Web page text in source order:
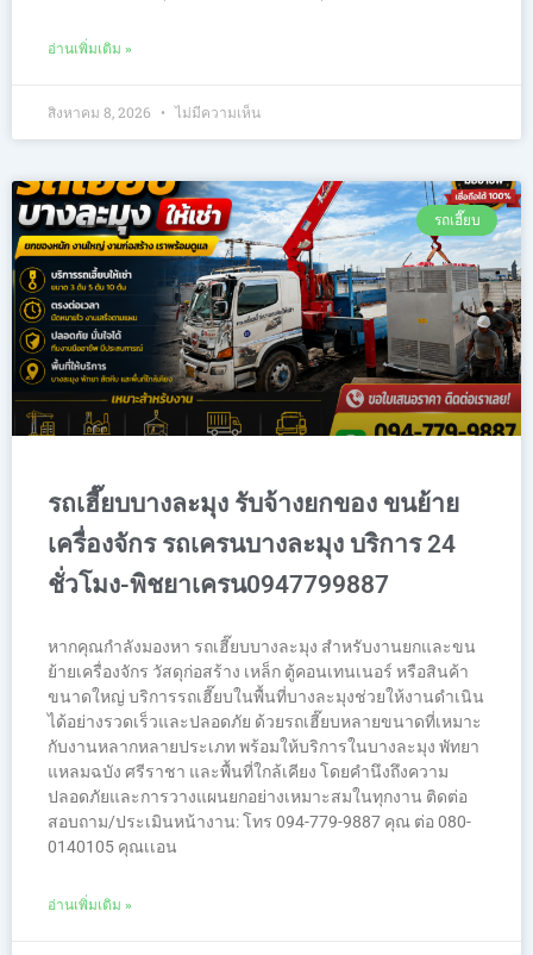
อ่านเพิ่มเติม »
สิงหาคม 8, 2026 ไม่มีความเห็น
รถเฮี๊ยบ
รถเฮี๊ยบบางละมุง รับจ้างยกของ ขนย้าย
เครื่องจักร รถเครนบางละมุง บริการ 24
ชั่วโมง-พิชยาเครน0947799887
หากคุณกำลังมองหา รถเฮี๊ยบบางละมุง สำหรับงานยกและขน
ย้ายเครื่องจักร วัสดุก่อสร้าง เหล็ก ตู้คอนเทนเนอร์ หรือสินค้า
ขนาดใหญ่ บริการรถเฮี๊ยบในพื้นที่บางละมุงช่วยให้งานดำเนิน
ได้อย่างรวดเร็วและปลอดภัย ด้วยรถเฮี๊ยบหลายขนาดที่เหมาะ
กับงานหลากหลายประเภท พร้อมให้บริการในบางละมุง พัทยา
แหลมฉบัง ศรีราชา และพื้นที่ใกล้เคียง โดยคำนึงถึงความ
ปลอดภัยและการวางแผนยกอย่างเหมาะสมในทุกงาน ติดต่อ
สอบถาม/ประเมินหน้างาน: โทร 094-779-9887 คุณ ต่อ 080-
0140105 คุณเเอน
อ่านเพิ่มเติม »